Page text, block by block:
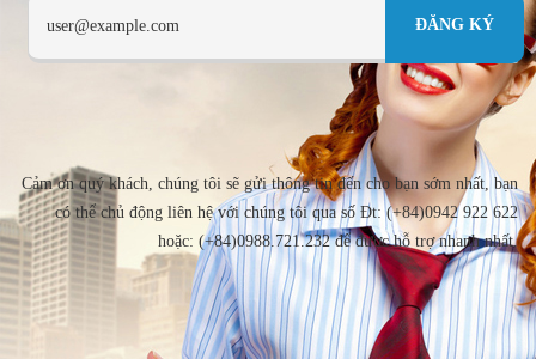
Cảm ơn quý khách, chúng tôi sẽ gửi thông tin đến cho bạn sớm nhất, bạn
có thể chủ động liên hệ với chúng tôi qua số Đt: (+84)0942 922 622
hoặc: (+84)0988.721.232 để được hỗ trợ nhanh nhất.